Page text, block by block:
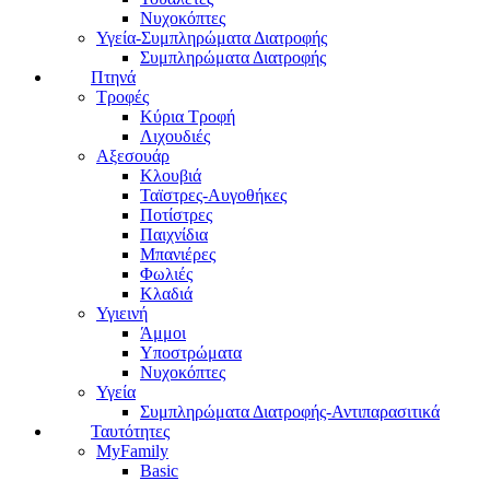
Νυχοκόπτες
Υγεία-Συμπληρώματα Διατροφής
Συμπληρώματα Διατροφής
Πτηνά
Τροφές
Κύρια Τροφή
Λιχουδιές
Αξεσουάρ
Κλουβιά
Ταϊστρες-Αυγοθήκες
Ποτίστρες
Παιχνίδια
Μπανιέρες
Φωλιές
Κλαδιά
Υγιεινή
Άμμοι
Υποστρώματα
Νυχοκόπτες
Υγεία
Συμπληρώματα Διατροφής-Αντιπαρασιτικά
Ταυτότητες
MyFamily
Basic